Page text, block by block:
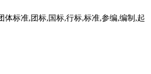
体标准,团标,国标,行标,标准,参编,编制,起